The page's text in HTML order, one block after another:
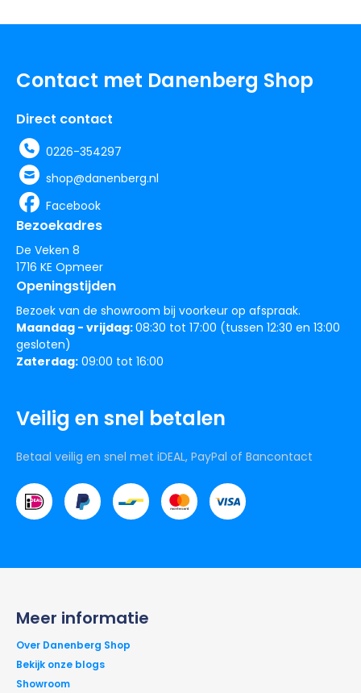
Contact met Danenberg Shop
Direct contact
0226-354297
shop@danenberg.nl
Facebook
Bezoekadres
De Veken 8
1716 KE Opmeer
Openingstijden
Bezoek van de showroom bij voorkeur op afspraak.
Maandag - vrijdag:08:30 tot 17:00 (tussen 12:30 en 13:00
gesloten)
Zaterdag: 09:00 tot 16:00
Veilig en snel betalen
Betaal veilig en snel met iDEAL, PayPal of Bancontact
Meer informatie
Over Danenberg Shop
Bekijk onze blogs
Showroom